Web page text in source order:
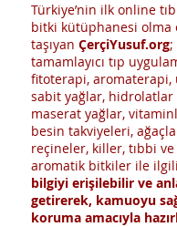
Türkiye’nin ilk online
bitki kütüphanesi olma
taşıyan ÇerçiYusuf.org
tamamlayıcı tıp
fitoterapi, aromaterapi,
sabit yağlar, hidrolatlar
maserat yağlar,
besin takviyeleri,
reçineler, killer, tıbbi ve
aromatik bitkiler ile ilgili
bilgiyi erişilebilir ve
getirerek, kamuoyu
koruma amacıyla